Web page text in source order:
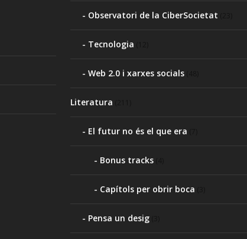
Observatori de la CiberSocietat
Tecnologia
Web 2.0 i xarxes socials
Literatura
El futur no és el que era
Bonus tracks
Capítols per obrir boca
Pensa un desig